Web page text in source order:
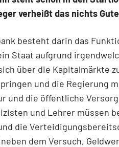
verheißt das nichts
besteht darin das
Staat aufgrund
über die Kapitalmärkte
und die Regierung
und die öffentliche
und Lehrer müssen
die
dem Versuch,